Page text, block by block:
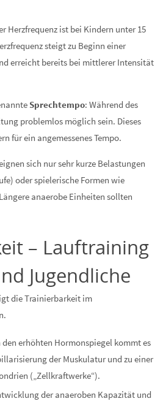
Herzfrequenz ist bei Kindern unter 15
steigt zu Beginn einer
erreicht bereits bei mittlerer Intensität
Sprechtempo: Während des
problemlos möglich sein. Dieses
für ein angemessenes Tempo.
sich nur sehr kurze Belastungen
oder spielerische Formen wie
anaerobe Einheiten sollten
– Lauftraining
Jugendliche
die Trainierbarkeit im
den erhöhten Hormonspiegel kommt es
der Muskulatur und zu einer
(„Zellkraftwerke“).
der anaeroben Kapazität und